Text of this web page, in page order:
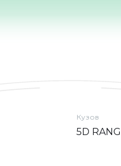
Кузов
5D